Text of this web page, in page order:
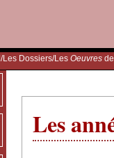
/Les Dossiers/Les Oeuvres
Les